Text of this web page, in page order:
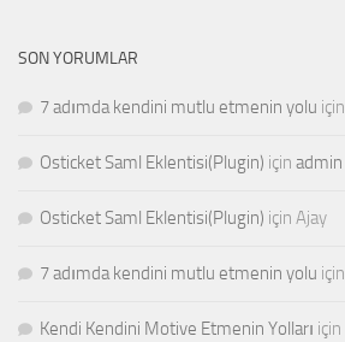
SON YORUMLAR
7 adımda kendini mutlu etmenin yolu için
Osticket Saml Eklentisi(Plugin) için admin
Osticket Saml Eklentisi(Plugin) için Ajay
7 adımda kendini mutlu etmenin yolu için
Kendi Kendini Motive Etmenin Yolları için